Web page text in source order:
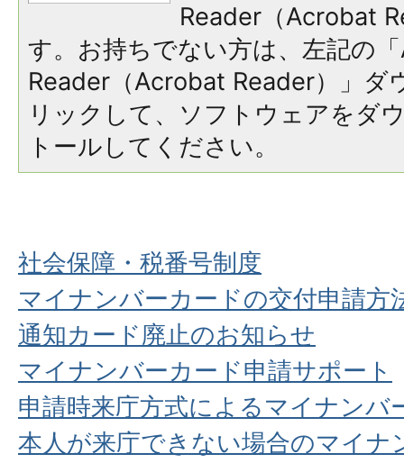
Reader（Acrobat
す。お持ちでない方は、左記の
Reader（Acrobat Reader）」ダ
リックして、ソフトウェアをダ
トールしてください。
社会保障・税番号制度
マイナンバーカードの交付申請方
通知カード廃止のお知らせ
マイナンバーカード申請サポート
申請時来庁方式によるマイナンバ
本人が来庁できない場合のマイナ